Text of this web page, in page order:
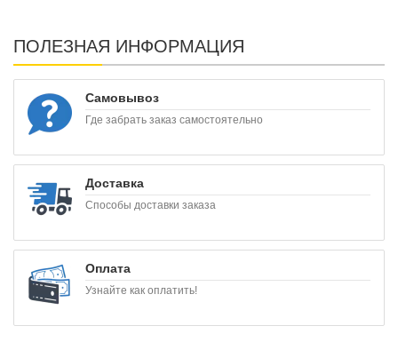
ПОЛЕЗНАЯ ИНФОРМАЦИЯ
Самовывоз
Где забрать заказ самостоятельно
Доставка
Способы доставки заказа
Оплата
Узнайте как оплатить!